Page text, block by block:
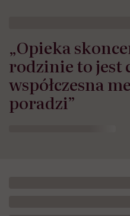
„Opieka
rodzinie to jest
współczesna
poradzi”